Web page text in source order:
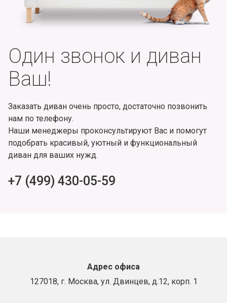
Один звонок и диван
Ваш!
Заказать диван очень просто, достаточно позвонить
нам по телефону.
Наши менеджеры проконсультируют Вас и помогут
подобрать красивый, уютный и функциональный
диван для ваших нужд.
+7 (499) 430-05-59
Адрес офиса
127018, г. Москва, ул. Двинцев, д.12, корп. 1